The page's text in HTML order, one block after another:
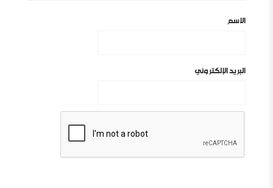
الاسم
البريد الإلكتروني